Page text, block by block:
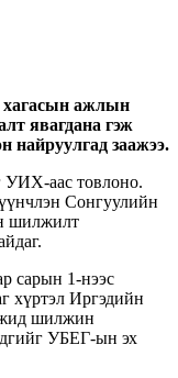
хагасын ажлын
явагдана гэж
найруулгад заажээ.
УИХ-аас товлоно.
Сонгуулийн
шилжилт
сарын 1-нээс
хүртэл Иргэдийн
шилжин
УБЕГ-ын эх